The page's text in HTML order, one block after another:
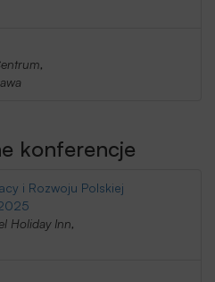
konferencje
i Rozwoju Polskiej
Holiday Inn,